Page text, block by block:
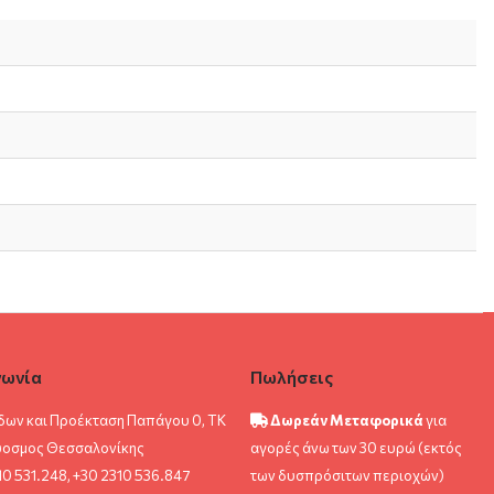
και Προέκταση Παπάγου 0, ΤΚ
Θεσσαλονίκης
531.248, +30 2310 536.847
Πωλήσεις
Δωρεάν Μεταφορικάγια
αγορές άνω των 30 ευρώ (εκτός
των δυσπρόσιτων περιοχών)